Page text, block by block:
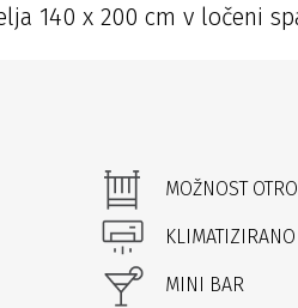
140 x 200 cm v ločeni
MOŽNOST
KLIMATIZIRANO
MINI BAR